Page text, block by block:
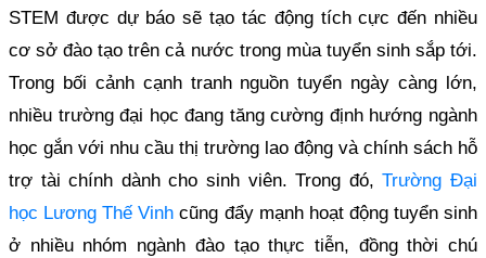
STEM được dự báo sẽ tạo tác động tích cực đến nhiều
cơ sở đào tạo trên cả nước trong mùa tuyển sinh sắp tới.
Trong bối cảnh cạnh tranh nguồn tuyển ngày càng lớn,
nhiều trường đại học đang tăng cường định hướng ngành
học gắn với nhu cầu thị trường lao động và chính sách hỗ
trợ tài chính dành cho sinh viên. Trong đó,Trường Đại
học Lương Thế Vinh cũng đẩy mạnh hoạt động tuyển sinh
ở nhiều nhóm ngành đào tạo thực tiễn, đồng thời chú